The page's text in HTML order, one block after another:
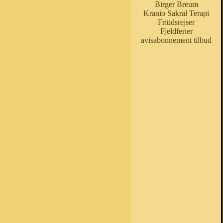
Birger Breum
Kranio Sakral Terapi
Fritidsrejser
Fjeldferier
avisabonnement tilbud